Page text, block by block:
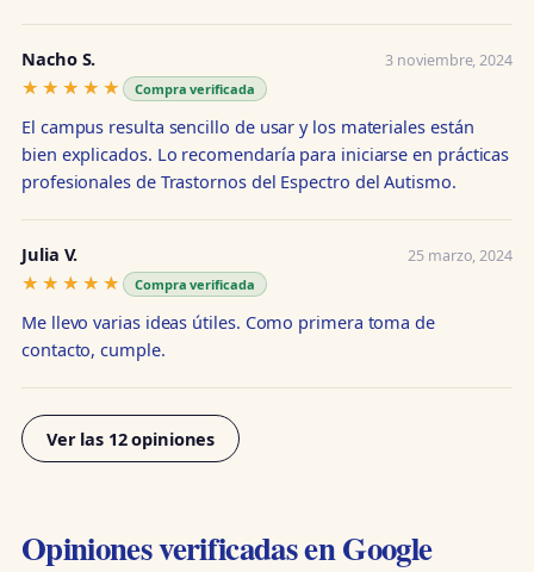
Nacho S. 3 noviembre, 2024
★★★★★
★★★★★ Compra verificada
El campus resulta sencillo de usar y los materiales están
bien explicados. Lo recomendaría para iniciarse en prácticas
profesionales de Trastornos del Espectro del Autismo.
Julia V. 25 marzo, 2024
★★★★★
★★★★★ Compra verificada
Me llevo varias ideas útiles. Como primera toma de
contacto, cumple.
Ver las 12 opiniones
Opiniones verificadas en Google